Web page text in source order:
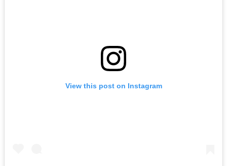
View this post on Instagram